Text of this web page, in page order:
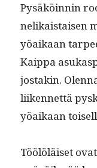
Pysäköin­nin
nelikaistaisen
yöaikaan
Kaip­pa
jostakin.
liiken­net­tä
yöaikaan
Töölöläiset